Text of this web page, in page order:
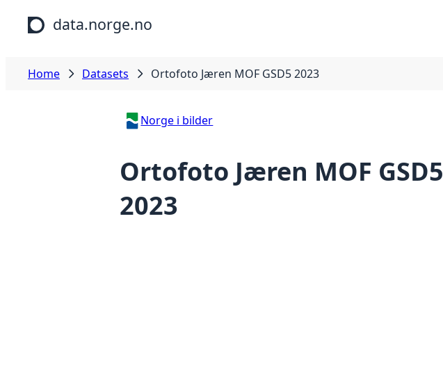
Skip to main content
data.norge.no
Home Datasets Ortofoto Jæren MOF GSD5 2023
Norge i bilder
Ortofoto Jæren MOF GSD5
2023